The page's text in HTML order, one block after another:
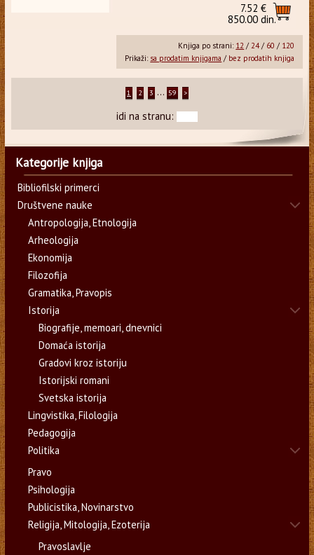
7.52 €
850.00 din.
Knjiga po strani: 12 /24/ 60 / 120
Prikaži: sa prodatim knjigama / bez prodatih knjiga
1 2 3 ... 59 >
idi na stranu:
Kategorije knjiga
Bibliofilski primerci
Društvene nauke
Antropologija, Etnologija
Arheologija
Ekonomija
Filozofija
Gramatika, Pravopis
Istorija
Biografije, memoari, dnevnici
Domaća istorija
Gradovi kroz istoriju
Istorijski romani
Svetska istorija
Lingvistika, Filologija
Pedagogija
Politika
Pravo
Psihologija
Publicistika, Novinarstvo
Religija, Mitologija, Ezoterija
Pravoslavlje